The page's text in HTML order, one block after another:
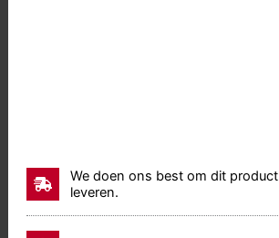
We doen ons best om dit
leveren.